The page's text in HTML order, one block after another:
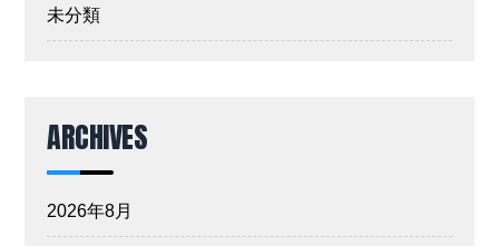
未分類
ARCHIVES
2026年8月